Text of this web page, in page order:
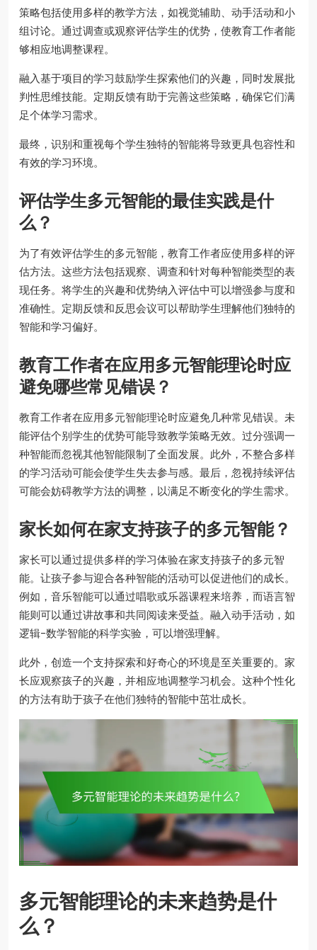
策略包括使用多样的教学方法，如视觉辅助、动手活动和小
组讨论。通过调查或观察评估学生的优势，使教育工作者能
够相应地调整课程。
融入基于项目的学习鼓励学生探索他们的兴趣，同时发展批
判性思维技能。定期反馈有助于完善这些策略，确保它们满
足个体学习需求。
最终，识别和重视每个学生独特的智能将导致更具包容性和
有效的学习环境。
评估学生多元智能的最佳实践是什
么？
为了有效评估学生的多元智能，教育工作者应使用多样的评
估方法。这些方法包括观察、调查和针对每种智能类型的表
现任务。将学生的兴趣和优势纳入评估中可以增强参与度和
准确性。定期反馈和反思会议可以帮助学生理解他们独特的
智能和学习偏好。
教育工作者在应用多元智能理论时应
避免哪些常见错误？
教育工作者在应用多元智能理论时应避免几种常见错误。未
能评估个别学生的优势可能导致教学策略无效。过分强调一
种智能而忽视其他智能限制了全面发展。此外，不整合多样
的学习活动可能会使学生失去参与感。最后，忽视持续评估
可能会妨碍教学方法的调整，以满足不断变化的学生需求。
家长如何在家支持孩子的多元智能？
家长可以通过提供多样的学习体验在家支持孩子的多元智
能。让孩子参与迎合各种智能的活动可以促进他们的成长。
例如，音乐智能可以通过唱歌或乐器课程来培养，而语言智
能则可以通过讲故事和共同阅读来受益。融入动手活动，如
逻辑-数学智能的科学实验，可以增强理解。
此外，创造一个支持探索和好奇心的环境是至关重要的。家
长应观察孩子的兴趣，并相应地调整学习机会。这种个性化
的方法有助于孩子在他们独特的智能中茁壮成长。
多元智能理论的未来趋势是什
么？